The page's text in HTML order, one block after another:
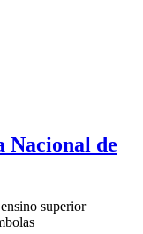
Nacional de
superior